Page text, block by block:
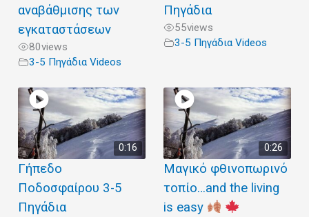
αναβάθμισης των
εγκαταστάσεων
80views
3-5 Πηγάδια Videos
Πηγάδια
55views
3-5 Πηγάδια Videos
0:16
Γήπεδο
Ποδοσφαίρου 3-5
Πηγάδια
0:26
Μαγικό φθινοπωρινό
τοπίο…and the living
is easy